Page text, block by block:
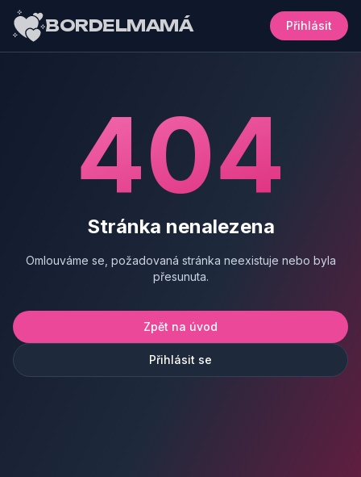
BORDELMAMÁ Přihlásit
404
Stránka nenalezena
Omlouváme se, požadovaná stránka neexistuje nebo byla
přesunuta.
Zpět na úvod
Přihlásit se